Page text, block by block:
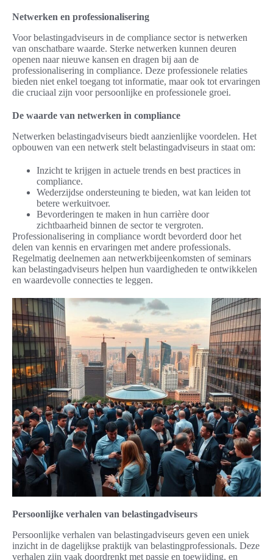
Netwerken en professionalisering
Voor belastingadviseurs in de compliance sector is netwerken
van onschatbare waarde. Sterke netwerken kunnen deuren
openen naar nieuwe kansen en dragen bij aan de
professionalisering in compliance. Deze professionele relaties
bieden niet enkel toegang tot informatie, maar ook tot ervaringen
die cruciaal zijn voor persoonlijke en professionele groei.
De waarde van netwerken in compliance
Netwerken belastingadviseurs biedt aanzienlijke voordelen. Het
opbouwen van een netwerk stelt belastingadviseurs in staat om:
Inzicht te krijgen in actuele trends en best practices in
compliance.
Wederzijdse ondersteuning te bieden, wat kan leiden tot
betere werkuitvoer.
Bevorderingen te maken in hun carrière door
zichtbaarheid binnen de sector te vergroten.
Professionalisering in compliance wordt bevorderd door het
delen van kennis en ervaringen met andere professionals.
Regelmatig deelnemen aan netwerkbijeenkomsten of seminars
kan belastingadviseurs helpen hun vaardigheden te ontwikkelen
en waardevolle connecties te leggen.
Persoonlijke verhalen van belastingadviseurs
Persoonlijke verhalen van belastingadviseurs geven een uniek
inzicht in de dagelijkse praktijk van belastingprofessionals. Deze
verhalen zijn vaak doordrenkt met passie en toewijding, en